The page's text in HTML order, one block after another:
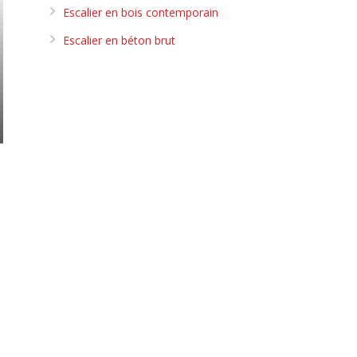
Escalier en bois contemporain
Escalier en béton brut